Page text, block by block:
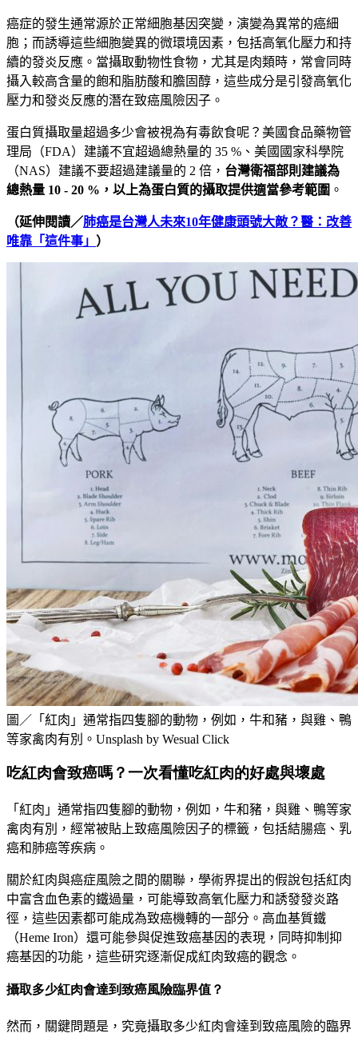
癌症的發生通常源於正常細胞基因突變，演變為異常的癌細
胞；而誘導這些細胞變異的微環境因素，包括高氧化壓力和持
續的發炎反應。當攝取動物性食物，尤其是肉類時，常會同時
攝入較高含量的飽和脂肪酸和膽固醇，這些成分是引發高氧化
壓力和發炎反應的潛在致癌風險因子。
蛋白質攝取量超過多少會被視為有毒飲食呢？美國食品藥物管
理局（FDA）建議不宜超過總熱量的 35 % 、美國國家科學院
（NAS）建議不要超過建議量的 2 倍， 台灣衛福部則建議為
總熱量 10 - 20 % ，以上為蛋白質的攝取提供適當參考範圍 。
（延伸閱讀／肺癌是台灣人未來10年健康頭號大敵？醫：改善
唯靠「這件事」 ）
圖／「紅肉」通常指四隻腳的動物，例如，牛和豬，與雞、鴨
等家禽肉有別。Unsplash by Wesual Click
吃紅肉會致癌嗎？一次看懂吃紅肉的好處與壞處
「紅肉」通常指四隻腳的動物，例如， 牛和豬，與雞、鴨等家
禽肉有別，經常被貼上致癌風險因子的標籤，包括結腸癌、乳
癌和肺癌等疾病。
關於紅肉與癌症風險之間的關聯，學術界提出的假說包括紅肉
中富含血色素的鐵過量，可能導致高氧化壓力和誘發發炎路
徑，這些因素都可能成為致癌機轉的一部分。高血基質鐵
（Heme Iron）還可能參與促進致癌基因的表現，同時抑制抑
癌基因的功能，這些研究逐漸促成紅肉致癌的觀念。
攝取多少紅肉會達到致癌風險臨界值？
然而，關鍵問題是，究竟攝取多少紅肉會達到致癌風險的臨界